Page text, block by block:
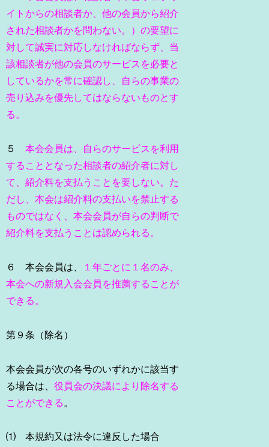
イトからの相談者か、他の会員から紹介
された相談者かを問わない。）の要望に
対して誠実に対応しなければならず、当
該相談者が他の会員のサービスを必要と
しているかを常に確認し、自らの事業の
売り込みを優先してはならないものとす
る。
５本会会員は、自らのサービスを利用
することとなった相談者の紹介者に対し
て、紹介料を支払うことを要しない。た
だし、本会は紹介料の支払いを禁止する
ものではなく、本会会員が自らの判断で
紹介料を支払うことは認められる。
６ 本会会員は、
１年ごとに１名のみ、
本会への新規入会会員を推薦することが
できる。
第９条（除名）
本会会員が次の各号のいずれかに該当す
る場合は、役員会の決議により除名する
ことができる 。
⑴ 本規約又は法令に違反した場合